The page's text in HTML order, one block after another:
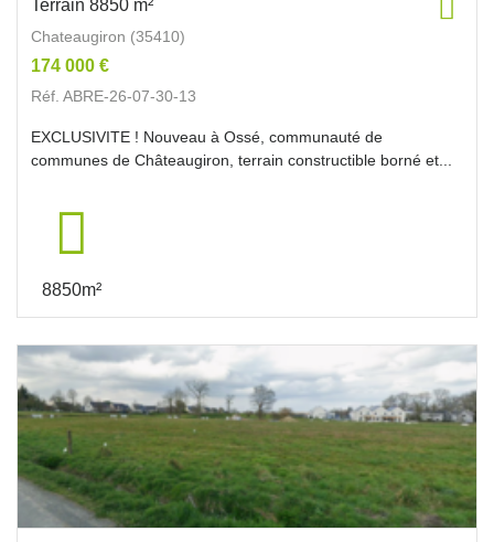
Terrain 8850 m²
Chateaugiron (35410)
174 000 €
Réf. ABRE-26-07-30-13
EXCLUSIVITE ! Nouveau à Ossé, communauté de
communes de Châteaugiron, terrain constructible borné et...
8850m²